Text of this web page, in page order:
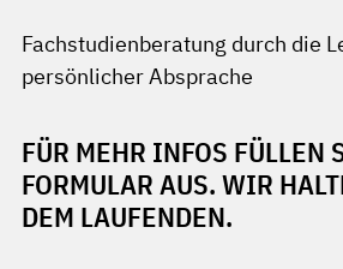
Fachstudienberatung durch die
persönlicher Absprache
FÜR MEHR INFOS FÜLLEN
FORMULAR AUS. WIR
DEM LAUFENDEN.